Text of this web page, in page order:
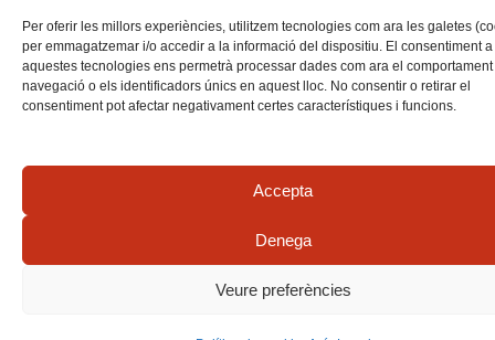
Per oferir les millors experiències, utilitzem tecnologies com ara les galetes
per emmagatzemar i/o accedir a la informació del dispositiu. El consentiment a
aquestes tecnologies ens permetrà processar dades com ara el
navegació o els identificadors únics en aquest lloc. No consentir o retirar el
consentiment pot afectar negativament certes característiques i funcions.
Accepta
Denega
Veure preferències